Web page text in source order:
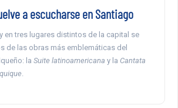
a escucharse en Santiago
en tres lugares distintos de la capital se
de las obras más emblemáticas del
la Suite latinoamericana y la Cantata